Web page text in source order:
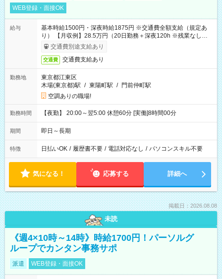
WEB登録・面接OK
給与
基本時給1500円・深夜時給1875円 ※交通費全額支給（規定あ
り） 【月収例】28.5万円（20日勤務＋深夜120h ※残業なしの場
合）交通費別途支給あり
交通費 交通費支給あり
勤務地
東京都江東区
木場(東京都)駅 / 東陽町駅 / 門前仲町駅
空調ありの職場!
勤務時間 【夜勤】 20:00～翌5:00 休憩60分 [実働]8時間00分
期間 即日～長期
特徴 日払いOK / 履歴書不要 / 電話対応なし / パソコンスキル不要
気になる！ 応募する 詳細へ
掲載日：2026.08.08
未読
《週4×10時～14時》時給1700円！パーソルグ
ループでカンタン事務サポ
派遣 WEB登録・面接OK